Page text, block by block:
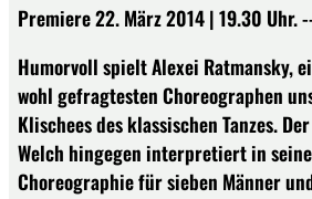
Premiere 22. März 2014 | 19.30 Uhr.
Humorvoll spielt Alexei Ratmansky,
wohl gefragtesten Choreographen
Klischees des klassischen Tanzes.
Welch hingegen interpretiert in
Choreographie für sieben Männer